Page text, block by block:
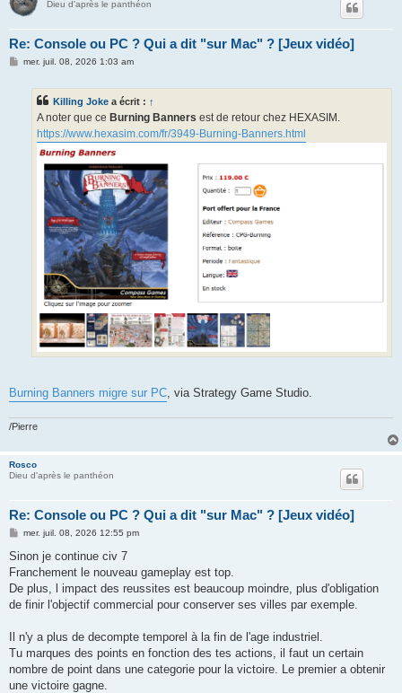
Dieu d'après le panthéon
Re: Console ou PC ? Qui a dit "sur Mac" ? [Jeux vidéo]
Mmer. juil. 08, 2026 1:03 am
Killing Joke a écrit : ↑
A noter que ce Burning Banners est de retour chez HEXASIM.
https://www.hexasim.com/fr/3949-Burning-Banners.html
Burning Banners migre sur PC , via Strategy Game Studio.
/Pierre
Rosco
Dieu d'après le panthéon
Re: Console ou PC ? Qui a dit "sur Mac" ? [Jeux vidéo]
M
s
a
g
mer. juil. 08, 2026 12:55 pm
Sinon je continue civ 7
Franchement le nouveau gameplay est top.
De plus, l impact des reussites est beaucoup moindre, plus d'obligation
de finir l'objectif commercial pour conserver ses villes par exemple.
Il n'y a plus de decompte temporel à la fin de l'age industriel.
Tu marques des points en fonction des tes actions, il faut un certain
nombre de point dans une categorie pour la victoire. Le premier a obtenir
une victoire gagne.